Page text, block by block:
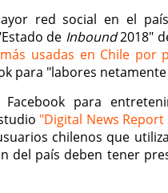
red social en el
de Inbound2018"
usadas en Chile por
para "labores
Facebook para
"Digital News
chilenos que
del país deben tener